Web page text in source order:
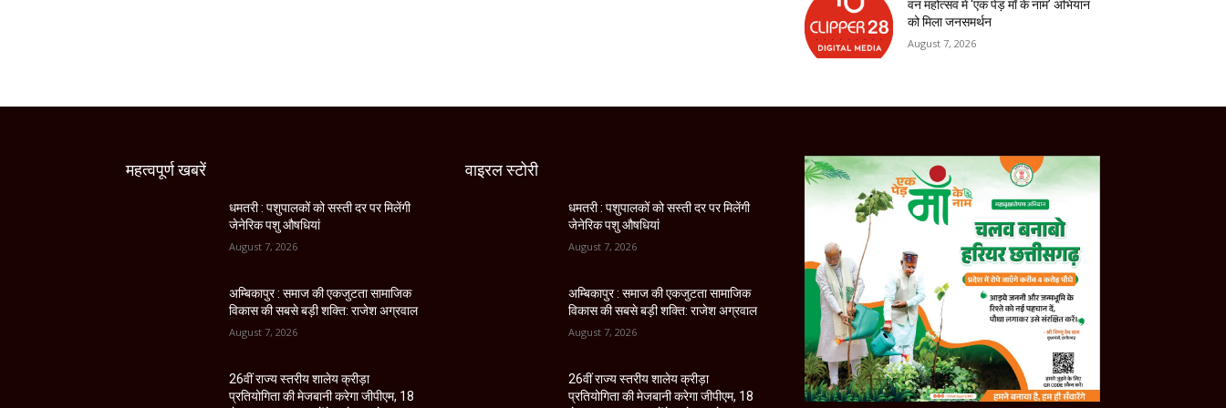
वन महोत्सव में ‘एक पेड़ माँ के नाम’ अभियान
को मिला जनसमर्थन
August 7, 2026
महत्वपूर्ण खबरें
धमतरी : पशुपालकों को सस्ती दर पर मिलेंगी
जेनेरिक पशु औषधियां
August 7, 2026
अम्बिकापुर : समाज की एकजुटता सामाजिक
विकास की सबसे बड़ी शक्ति: राजेश अग्रवाल
August 7, 2026
26वीं राज्य स्तरीय शालेय क्रीड़ा
प्रतियोगिता की मेजबानी करेगा जीपीएम, 18
वाइरल स्टोरी
धमतरी : पशुपालकों को सस्ती दर पर मिलेंगी
जेनेरिक पशु औषधियां
August 7, 2026
अम्बिकापुर : समाज की एकजुटता सामाजिक
विकास की सबसे बड़ी शक्ति: राजेश अग्रवाल
August 7, 2026
26वीं राज्य स्तरीय शालेय क्रीड़ा
प्रतियोगिता की मेजबानी करेगा जीपीएम, 18